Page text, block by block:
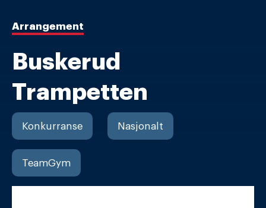
Arrangement
Buskerud
Trampetten
Konkurranse Nasjonalt
TeamGym